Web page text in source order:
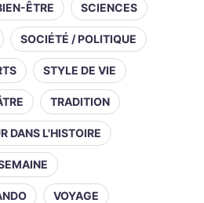
ÊTRE SCIENCES
SOCIÉTÉ / POLITIQUE
STYLE DE VIE
TRADITION
DANS L'HISTOIRE
VOYAGE